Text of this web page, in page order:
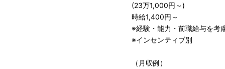
(23万1,000円～)
時給1,400円～
※経験・能力・前職給与を考
※インセンティブ別
（月収例）